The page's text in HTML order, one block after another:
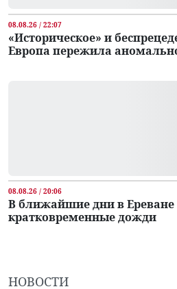
08.08.26 / 22:07
«Историческое» и
Европа пережила
08.08.26 / 20:06
В ближайшие дни в
кратковременные дожди
НОВОСТИ